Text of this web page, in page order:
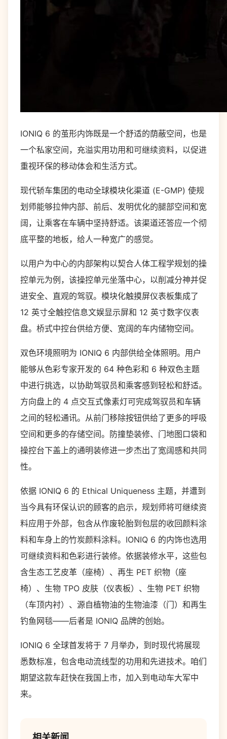
IONIQ 6 的茧形内饰既是一个舒适的荫蔽空间，也是
一个私家空间，充溢实用功用和可继续资料，以促进
重视环保的移动体会和生活方式。
现代轿车集团的电动全球模块化渠道 (E-GMP) 使规
划师能够拉伸内部、前后、发明优化的腿部空间和宽
阔，让乘客在车辆中坚持舒适。该渠道还答应一个彻
底平整的地板，给人一种宽广的感觉。
以用户为中心的内部架构以契合人体工程学规划的操
控单元为例，该操控单元坐落中心，以削减分神并促
进安全、直观的驾驭。模块化触摸屏仪表板集成了
12 英寸全触控信息文娱显示屏和 12 英寸数字仪表
盘。桥式中控台供给方便、宽阔的车内储物空间。
双色环境照明为 IONIQ 6 内部供给全体照明。用户
能够从色彩专家开发的 64 种色彩和 6 种双色主题
中进行挑选，以协助驾驭员和乘客感到轻松和舒适。
方向盘上的 4 点交互式像素灯可完成驾驭员和车辆
之间的轻松通讯。从前门移除按钮供给了更多的呼吸
空间和更多的存储空间。防撞垫装修、门地图口袋和
操控台下盖上的通明装修进一步杰出了宽阔感和共同
性。
依据 IONIQ 6 的 Ethical Uniqueness 主题，并遭到
当今具有环保认识的顾客的启示，规划师将可继续资
料应用于外部，包含从作废轮胎到包层的收回颜料涂
料和车身上的竹炭颜料涂料。IONIQ 6 的内饰也选用
可继续资料和色彩进行装修。依据装修水平，这些包
含生态工艺皮革（座椅）、再生 PET 织物（座
椅）、生物 TPO 皮肤（仪表板）、生物 PET 织物
（车顶内衬）、源自植物油的生物油漆（门）和再生
钓鱼网毯——后者是 IONIQ 品牌的创始。
IONIQ 6 全球首发将于 7 月举办，到时现代将展现
悉数标准，包含电动流线型的功用和先进技术。咱们
期望这款车赶快在我国上市，加入到电动车大军中
来。